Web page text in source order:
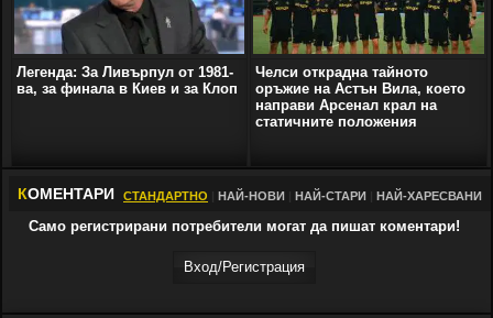
Легенда: За Ливърпул от 1981-
ва, за финала в Киев и за Клоп
Челси открадна тайното
оръжие на Астън Вила, което
направи Арсенал крал на
статичните положения
КОМЕНТАРИ СТАНДАРТНО НАЙ-НОВИ НАЙ-СТАРИ НАЙ-ХАРЕСВАНИ
Само регистрирани потребители могат да пишат коментари!
Вход/Регистрaция